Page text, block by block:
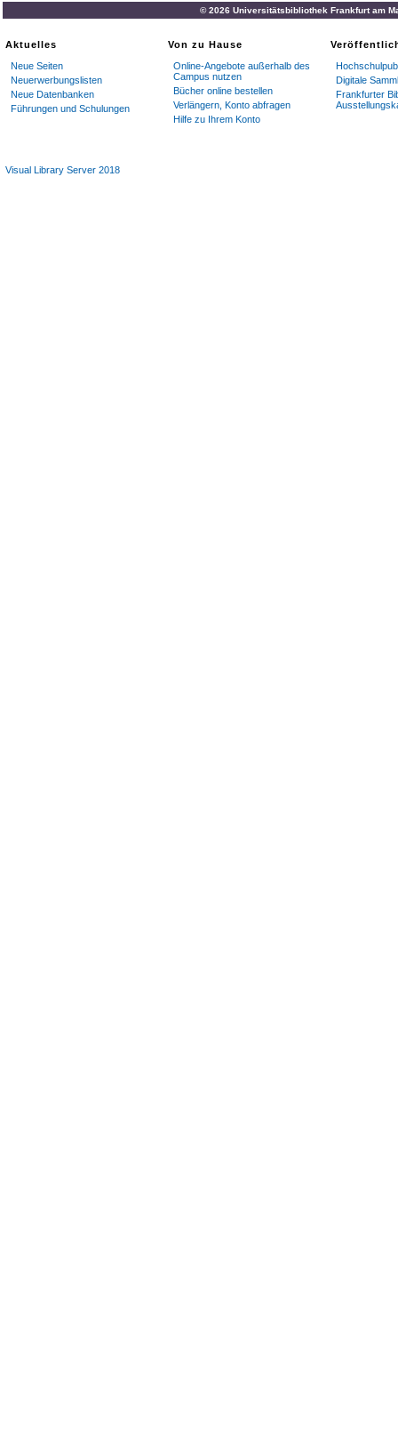
© 2026 Universitätsbibliothek Frankfurt am
Aktuelles
Neue Seiten
Neuerwerbungslisten
Neue Datenbanken
Führungen und Schulungen
Von zu Hause
Online-Angebote außerhalb des
Campus nutzen
Bücher online bestellen
Verlängern, Konto abfragen
Hilfe zu Ihrem Konto
Digitale
Frankfurter
Visual Library Server 2018